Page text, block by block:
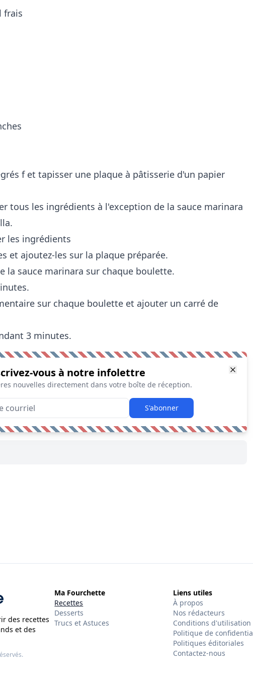
frais
f et tapisser une plaque à pâtisserie d'un papier
tous les ingrédients à l'exception de la sauce marinara
les ingrédients
et ajoutez-les sur la plaque préparée.
la sauce marinara sur chaque boulette.
sur chaque boulette et ajouter un carré de
3 minutes.
vous à notre infolettre
nouvelles directement dans votre boîte de réception.
S'abonner
des recettes
et des
Ma Fourchette
Recettes
Desserts
Trucs et Astuces
Liens utiles
À propos
Nos rédacteurs
Conditions d'utilisation
Politique de
Politiques éditoriales
Contactez-nous